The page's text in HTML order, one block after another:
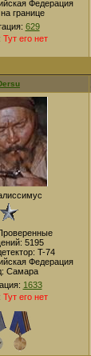
Федерация
на границе
629
Тут его нет
5195
T-74
Федерация
Самара
1633
Тут его нет